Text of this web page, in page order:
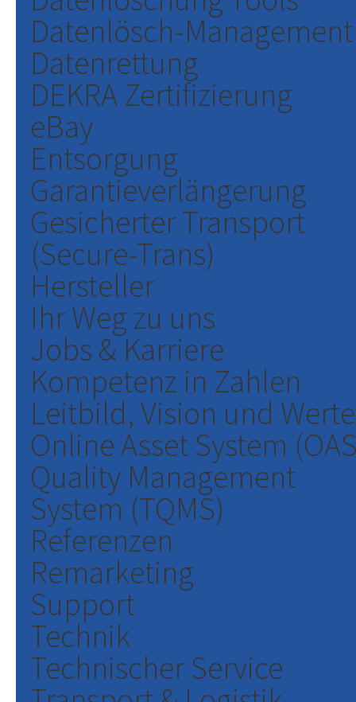
Datenlösch-Management
Datenrettung
DEKRA Zertifizierung
eBay
Entsorgung
Garantieverlängerung
Gesicherter Transport
(Secure-Trans)
Hersteller
Ihr Weg zu uns
Jobs & Karriere
Kompetenz in Zahlen
Leitbild, Vision und Werte
Online Asset System
Quality Management
System (TQMS)
Referenzen
Remarketing
Support
Technik
Technischer Service